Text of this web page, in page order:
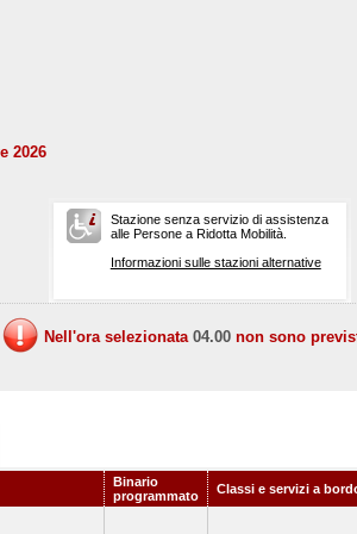
2026
Stazione senza servizio di assistenza
alle Persone a Ridotta Mobilità.
Informazioni sulle stazioni alternative
Nell'ora selezionata 04.00 non sono
Binario
programmato
Classi e servizi a